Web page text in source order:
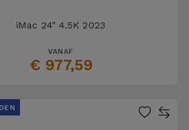
iMac 24" 4.5K 2023
VANAF
€ 977,59